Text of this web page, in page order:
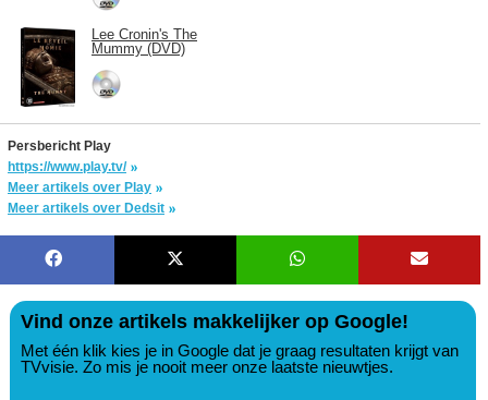
Lee Cronin's The
Mummy (DVD)
Persbericht Play
https://www.play.tv/
Meer artikels over Play
Meer artikels over Dedsit
Vind onze artikels makkelijker op Google!
Met één klik kies je in Google dat je graag resultaten krijgt van
TVvisie. Zo mis je nooit meer onze laatste nieuwtjes.